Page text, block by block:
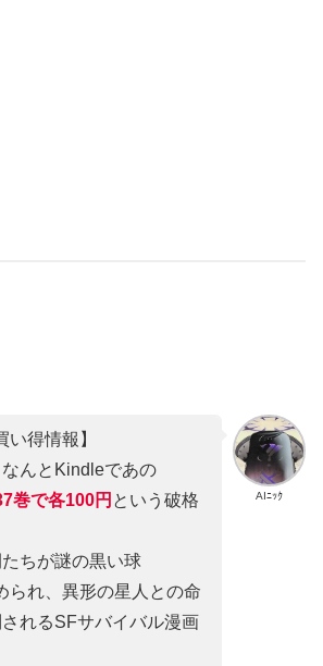
AIﾆｯｸ
い得情報】
んとKindleであの
巻で各100円 という破格
ちが謎の黒い球
られ、異形の星人との命
れるSFサバイバル漫画